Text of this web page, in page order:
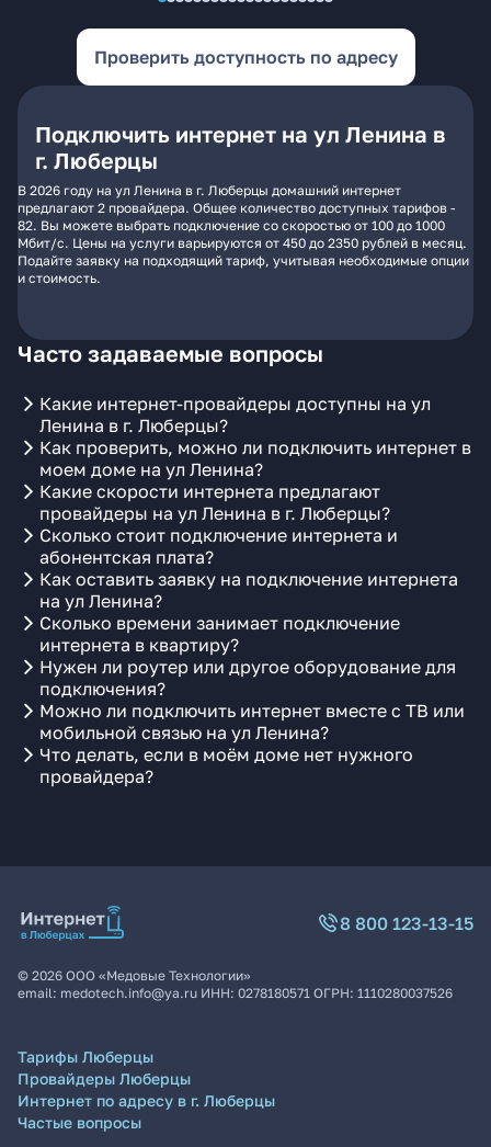
Проверить доступность по адресу
Подключить интернет на ул Ленина в
г. Люберцы
В 2026 году на ул Ленина в г. Люберцы домашний интернет
предлагают 2 провайдера. Общее количество доступных тарифов -
82. Вы можете выбрать подключение со скоростью от 100 до 1000
Мбит/с. Цены на услуги варьируются от 450 до 2350 рублей в месяц.
Подайте заявку на подходящий тариф, учитывая необходимые опции
и стоимость.
Часто задаваемые вопросы
Какие интернет-провайдеры доступны на ул
Ленина в г. Люберцы?
Как проверить, можно ли подключить интернет в
моем доме на ул Ленина?
Какие скорости интернета предлагают
провайдеры на ул Ленина в г. Люберцы?
Сколько стоит подключение интернета и
абонентская плата?
Как оставить заявку на подключение интернета
на ул Ленина?
Сколько времени занимает подключение
интернета в квартиру?
Нужен ли роутер или другое оборудование для
подключения?
Можно ли подключить интернет вместе с ТВ или
мобильной связью на ул Ленина?
Что делать, если в моём доме нет нужного
провайдера?
8 800 123-13-15
© 2026 ООО «Медовые Технологии»
email: medotech.info@ya.ru ИНН: 0278180571 ОГРН: 1110280037526
Тарифы Люберцы
Провайдеры Люберцы
Интернет по адресу в г. Люберцы
Частые вопросы